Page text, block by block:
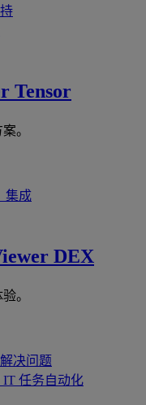
Tensor
。
集成
DEX
。
决问题
IT 任务自动化